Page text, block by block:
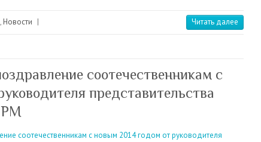
, Новости | Читать далее
соотечественникам с
представительства
РМ